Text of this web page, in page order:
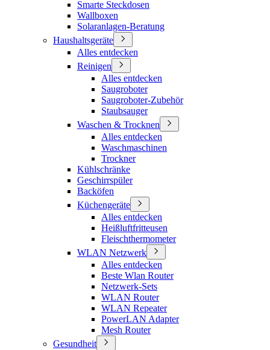
Smarte Steckdosen
Wallboxen
Solaranlagen-Beratung
Haushaltsgeräte
Alles entdecken
Reinigen
Alles entdecken
Saugroboter
Saugroboter-Zubehör
Staubsauger
Waschen & Trocknen
Alles entdecken
Waschmaschinen
Trockner
Kühlschränke
Geschirrspüler
Backöfen
Küchengeräte
Alles entdecken
Heißluftfritteusen
Fleischthermometer
WLAN Netzwerk
Alles entdecken
Beste Wlan Router
Netzwerk-Sets
WLAN Router
WLAN Repeater
PowerLAN Adapter
Mesh Router
Gesundheit